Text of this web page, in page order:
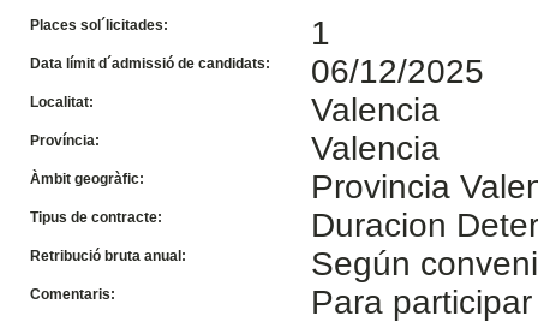
Places sol´licitades: 1
Data límit d´admissió de candidats: 06/12/2025
Localitat: Valencia
Província: Valencia
Àmbit geogràfic: Provincia
Tipus de contracte: Duracion
Retribució bruta anual: Según
Comentaris:
Para